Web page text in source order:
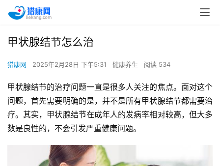
甲状腺结节怎么治
猎康网 2025年2月28日 下午5:31 健康养生 阅读 534
甲状腺结节的治疗问题一直是很多人关注的焦点。面对这个
问题，首先需要明确的是，并不是所有甲状腺结节都需要治
疗。其实，甲状腺结节在成年人的发病率相对较高，但大多
数是良性的，不会引发严重健康问题。